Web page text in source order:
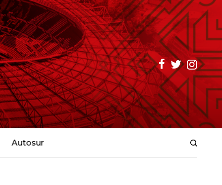
Autosur